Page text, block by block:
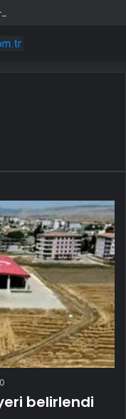
0
belirlendi